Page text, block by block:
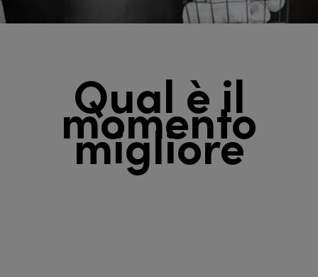
Qual è il
momento
migliore